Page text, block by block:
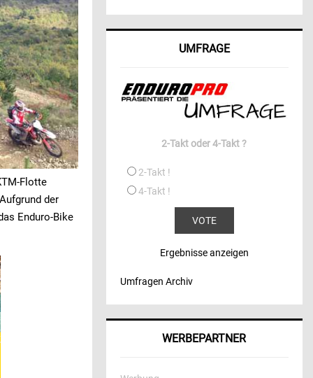
Flotte
der
Enduro-Bike
UMFRAGE
2-Takt oder 4-Takt ?
2-Takt !
4-Takt !
Ergebnisse anzeigen
Umfragen Archiv
WERBEPARTNER